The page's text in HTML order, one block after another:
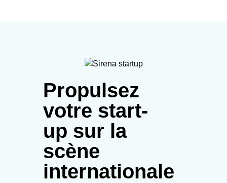
Propulsez
votre start-
up sur la
scène
internationale